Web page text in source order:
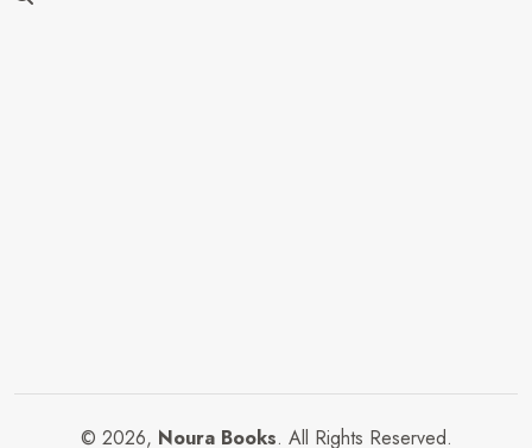
© 2026, Noura Books. All Rights Reserved.